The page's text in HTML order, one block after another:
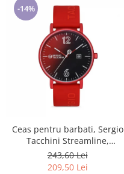
-14%
Ceas pentru barbati, Sergio
Tacchini Streamline,
ST.1.10116.1
243,60 Lei
209,50 Lei